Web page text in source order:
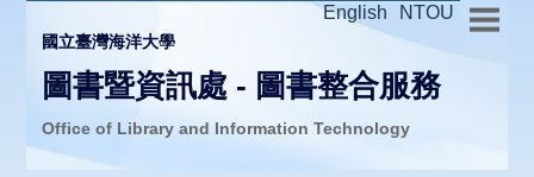
NTOU
English
國立臺灣海洋大學
圖書暨資訊處 - 圖書整合服務
Office of Library and Information Technology